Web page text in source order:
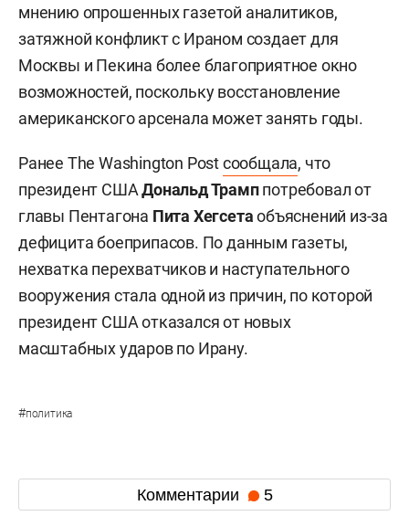
мнению опрошенных газетой аналитиков,
затяжной конфликт с Ираном создает для
Москвы и Пекина более благоприятное окно
возможностей, поскольку восстановление
американского арсенала может занять годы.
Ранее The Washington Postсообщала, что
президент СШАДональд Трамппотребовал от
главы Пентагона Пита Хегсетаобъяснений из-за
дефицита боеприпасов. По данным газеты,
нехватка перехватчиков и наступательного
вооружения стала одной из причин, по которой
президент США отказался от новых
масштабных ударов по Ирану.
#политика
Комментарии 5